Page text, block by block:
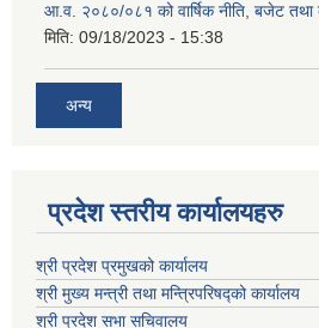
आ.व. २०८०/०८१ को वार्षिक नीति, बजेट तथा
मिति: 09/18/2023 - 15:38
अन्य
प्रदेश स्तरीय कार्यालयहरु
श्री प्रदेश प्रमुखको कार्यालय
श्री मुख्य मन्त्री तथा मन्त्रिपरिषद्को कार्यालय
श्री प्रदेश सभा सचिवालय